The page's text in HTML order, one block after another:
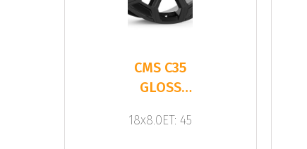
CMS C35
GLOSS
18x8.0ET: 45